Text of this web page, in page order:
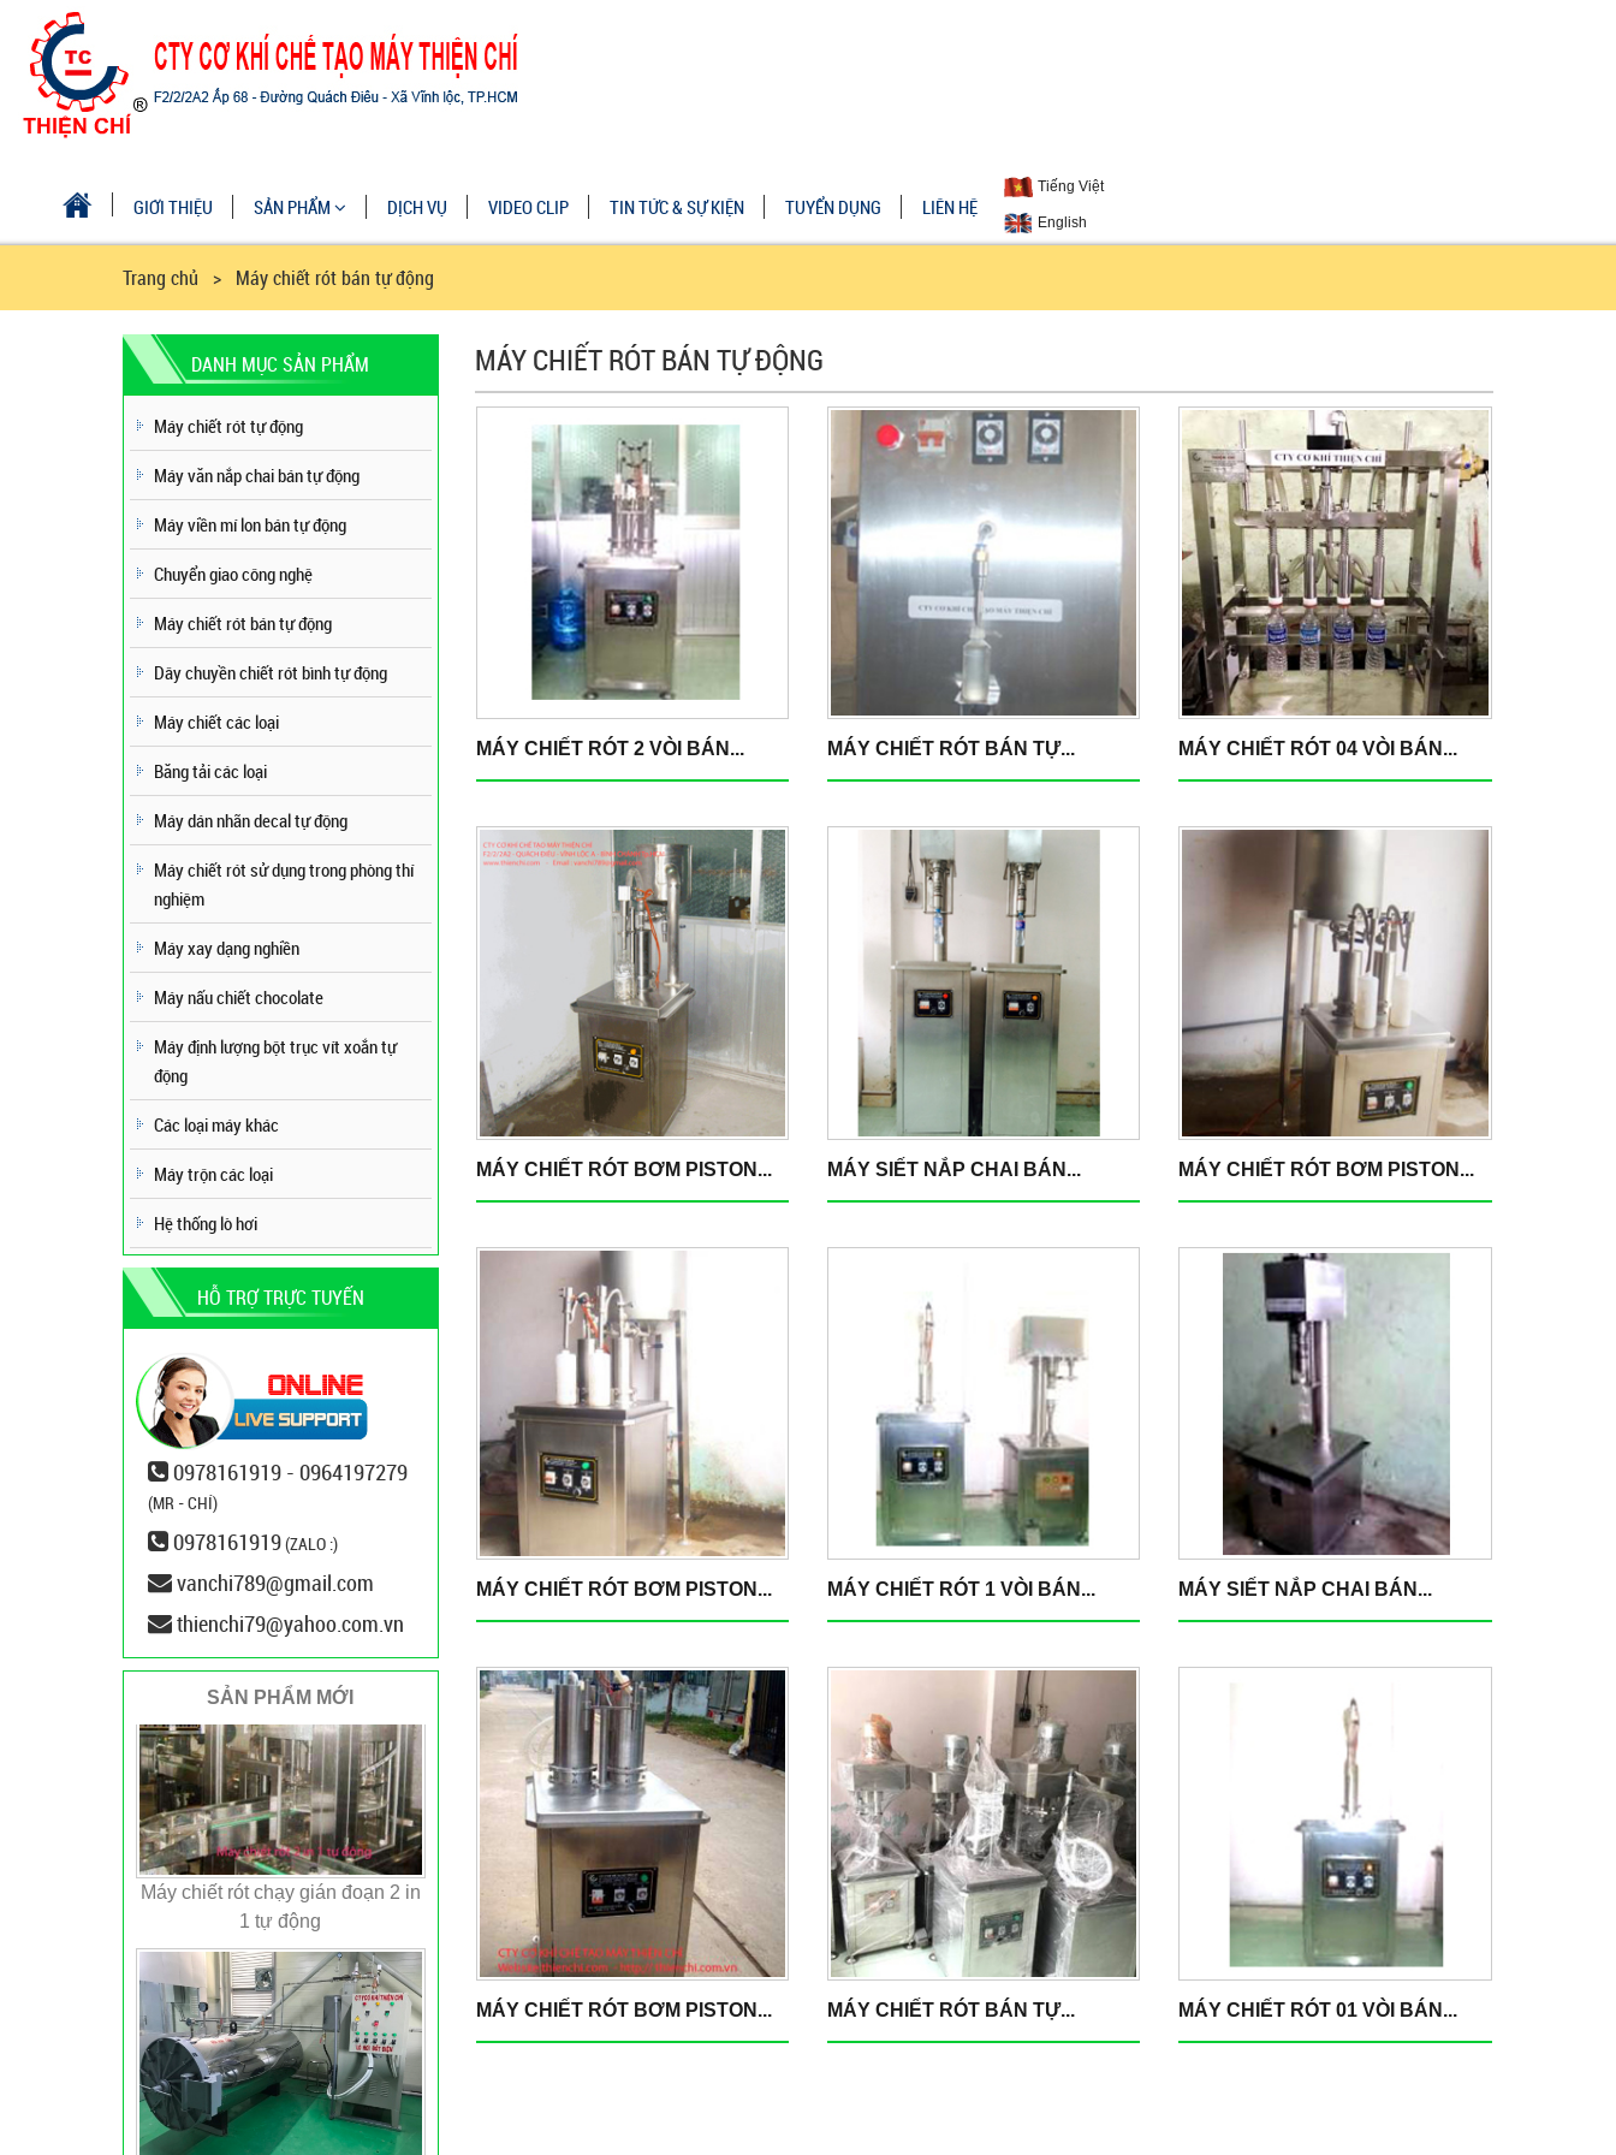
GIỚI THIỆU SẢN PHẨM DỊCH VỤ VIDEO CLIP TIN TỨC & SỰ KIỆN TUYỂN DỤNG LIÊN HỆ
Tiếng Việt
English
Trang chủ > Máy chiết rót bán tự động
DANH MỤC SẢN PHẨM
Máy chiết rót tự động
Máy văn nắp chai bán tự động
Máy viền mí lon bán tự động
Chuyển giao công nghệ
Máy chiết rót bán tự động
Dây chuyền chiết rót bình tự động
Máy chiết các loại
Băng tải các loại
Máy dán nhãn decal tự động
Máy chiết rót sử dụng trong phòng thí
nghiệm
Máy xay dạng nghiền
Máy nấu chiết chocolate
Máy định lượng bột trục vít xoắn tự
động
Các loại máy khác
Máy trộn các loại
Hệ thống lò hơi
HỖ TRỢ TRỰC TUYẾN
0978161919 - 0964197279
(MR - CHÍ)
0978161919(ZALO :)
vanchi789@gmail.com
thienchi79@yahoo.com.vn
SẢN PHẨM MỚI
Máy chiết rót chạy gián đoạn 2 in
1 tự động
MÁY CHIẾT RÓT BÁN TỰ ĐỘNG
MÁY CHIẾT RÓT 2 VÒI BÁN... MÁY CHIẾT RÓT BÁN TỰ... MÁY CHIẾT RÓT 04 VÒI BÁN...
MÁY CHIẾT RÓT BƠM PISTON... MÁY SIẾT NẮP CHAI BÁN... MÁY CHIẾT RÓT BƠM PISTON...
MÁY CHIẾT RÓT BƠM PISTON... MÁY CHIẾT RÓT 1 VÒI BÁN... MÁY SIẾT NẮP CHAI BÁN...
MÁY CHIẾT RÓT BƠM PISTON... MÁY CHIẾT RÓT BÁN TỰ... MÁY CHIẾT RÓT 01 VÒI BÁN...